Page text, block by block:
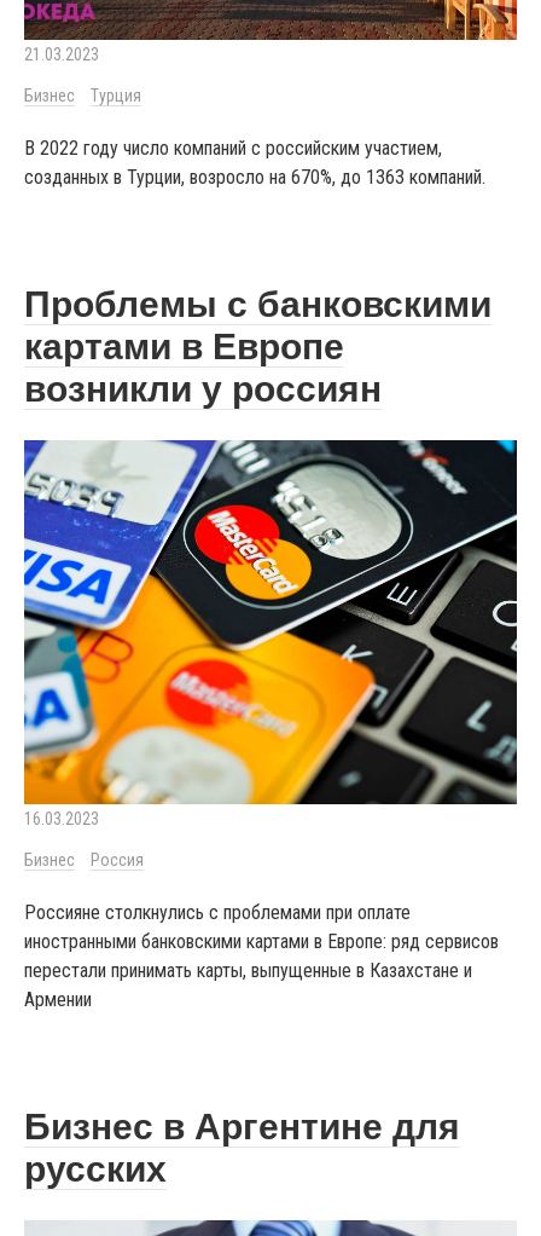
21.03.2023
Бизнес Турция
В 2022 году число компаний с российским участием,
созданных в Турции, возросло на 670%, до 1363 компаний.
Проблемы с банковскими
картами в Европе
возникли у россиян
16.03.2023
Бизнес Россия
Россияне столкнулись с проблемами при оплате
иностранными банковскими картами в Европе: ряд сервисов
перестали принимать карты, выпущенные в Казахстане и
Армении
Бизнес в Аргентине для
русских